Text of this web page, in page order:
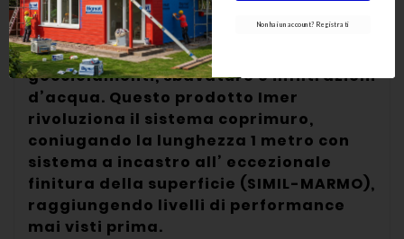
Coprimuro Metro unico Evolution è il
miglior sistema per proteggere le
pareti esterne della tua casa da
gocciolamenti, sbavature e infiltrazioni
d’acqua. Questo prodotto Imer
rivoluziona il sistema coprimuro,
coniugando la lunghezza 1 metro con
sistema a incastro all’ eccezionale
finitura della superficie (SIMIL-MARMO),
raggiungendo livelli di performance
mai visti prima.
Non hai un account? Registrati